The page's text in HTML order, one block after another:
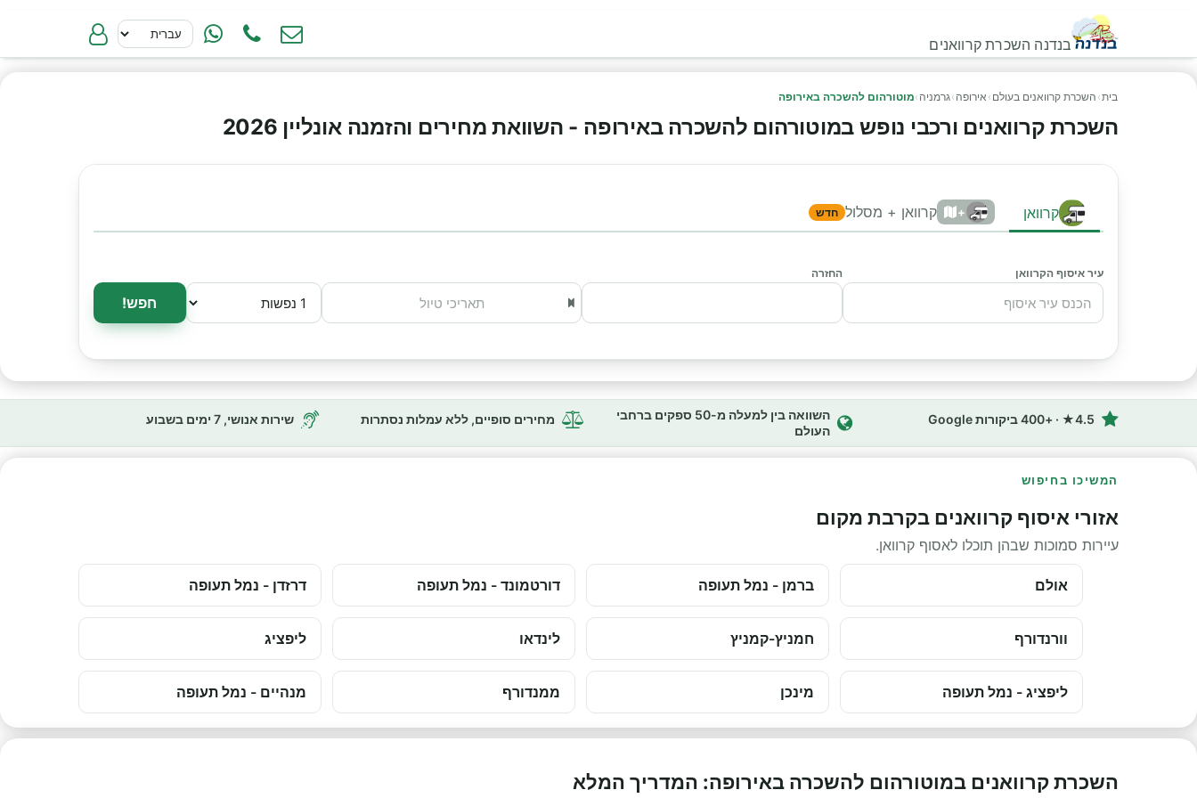
בנדנה השכרת קרוואנים
בית› השכרת קרוואנים בעולם › אירופה ›גרמניה ›מוטורהום להשכרה באירופה
השכרת קרוואנים ורכבי נופש במוטורהום להשכרה באירופה - השוואת מחירים והזמנה אונליין 2026
קרוואן + קרוואן + מסלול חדש
עיר איסוף הקרוואן החזרה
חפש!
4.5★ · +400 ביקורות Google
השוואה בין למעלה מ-50 ספקים ברחבי
העולם
מחירים סופיים, ללא עמלות נסתרות שירות אנושי, 7 ימים בשבוע
המשיכו בחיפוש
אזורי איסוף קרוואנים בקרבת מקום
עיירות סמוכות שבהן תוכלו לאסוף קרוואן.
אולם ברמן - נמל תעופה דורטמונד - נמל תעופה דרזדן - נמל תעופה
וורנדורף חמניץ-קמניץ לינדאו ליפציג
ליפציג - נמל תעופה מינכן ממנדורף מנהיים - נמל תעופה
השכרת קרוואנים במוטורהום להשכרה באירופה: המדריך המלא